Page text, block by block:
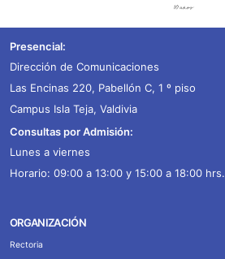
Presencial:
Dirección de Comunicaciones
Las Encinas 220, Pabellón C, 1 º piso
Campus Isla Teja, Valdivia
Consultas por Admisión:
Lunes a viernes
Horario: 09:00 a 13:00 y 15:00 a 18:00 hrs.
ORGANIZACIÓN
Rectoria